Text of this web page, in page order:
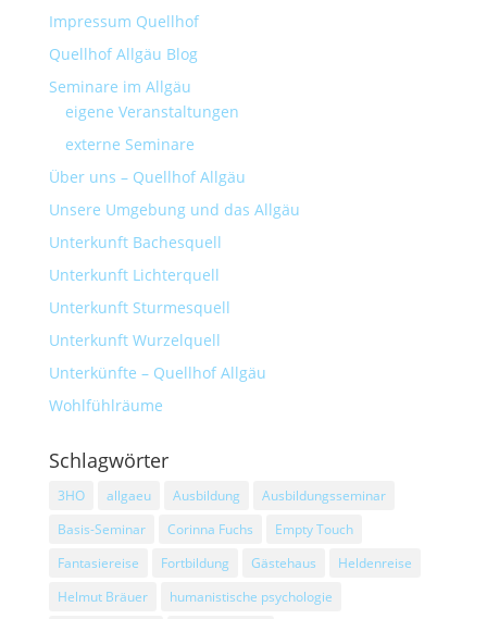
Impressum Quellhof
Quellhof Allgäu Blog
Seminare im Allgäu
eigene Veranstaltungen
externe Seminare
Über uns – Quellhof Allgäu
Unsere Umgebung und das Allgäu
Unterkunft Bachesquell
Unterkunft Lichterquell
Unterkunft Sturmesquell
Unterkunft Wurzelquell
Unterkünfte – Quellhof Allgäu
Wohlfühlräume
Schlagwörter
3HO allgaeu Ausbildung
Ausbildungsseminar
Basis-Seminar
Corinna Fuchs
Empty Touch
Fantasiereise
Fortbildung Gästehaus
Heldenreise
Helmut Bräuer
humanistische psychologie